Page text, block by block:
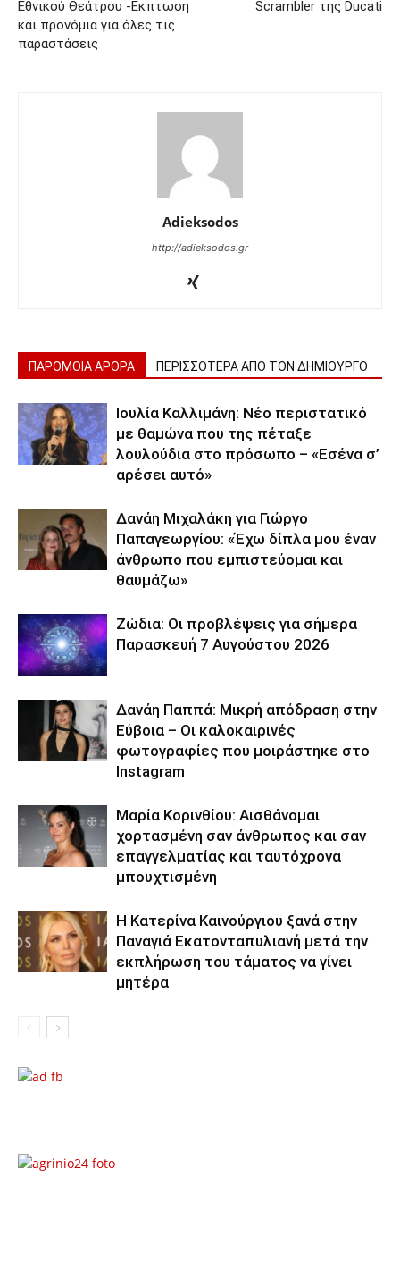
Εθνικού Θεάτρου -Εκπτωση
και προνόμια για όλες τις
παραστάσεις
Scrambler της Ducati
Adieksodos
http://adieksodos.gr
ΠΑΡΟΜΟΙΑ ΑΡΘΡΑ ΠΕΡΙΣΣΟΤΕΡΑ ΑΠΟ ΤΟΝ ΔΗΜΙΟΥΡΓΟ
Ιουλία Καλλιμάνη: Νέο περιστατικό
με θαμώνα που της πέταξε
λουλούδια στο πρόσωπο – «Εσένα σ’
αρέσει αυτό»
Δανάη Μιχαλάκη για Γιώργο
Παπαγεωργίου: «Έχω δίπλα μου έναν
άνθρωπο που εμπιστεύομαι και
θαυμάζω»
Ζώδια: Οι προβλέψεις για σήμερα
Παρασκευή 7 Αυγούστου 2026
Δανάη Παππά: Μικρή απόδραση στην
Εύβοια – Οι καλοκαιρινές
φωτογραφίες που μοιράστηκε στο
Instagram
Μαρία Κορινθίου: Αισθάνομαι
χορτασμένη σαν άνθρωπος και σαν
επαγγελματίας και ταυτόχρονα
μπουχτισμένη
Η Κατερίνα Καινούργιου ξανά στην
Παναγιά Εκατονταπυλιανή μετά την
εκπλήρωση του τάματος να γίνει
μητέρα